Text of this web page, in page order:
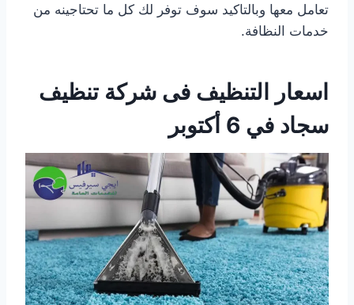
تعامل معها وبالتاكيد سوف توفر لك كل ما تحتاجينه من
خدمات النظافة.
اسعار التنظيف فى شركة تنظيف
سجاد في 6 أكتوبر